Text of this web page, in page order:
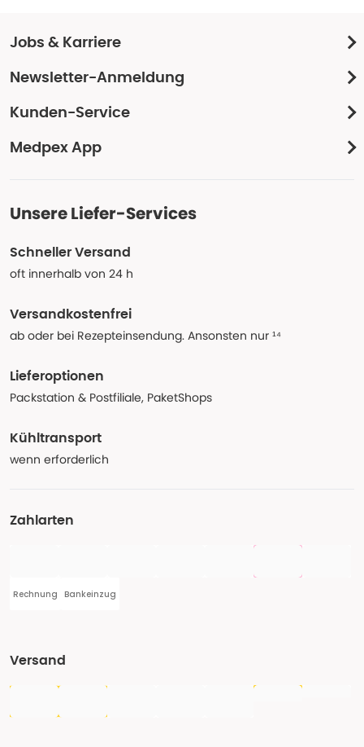
Jobs & Karriere
Newsletter-Anmeldung
Kunden-Service
Medpex App
Unsere Liefer-Services
Schneller Versand
oft innerhalb von 24 h
Versandkostenfrei
ab oder bei Rezepteinsendung. Ansonsten nur ¹⁴
Lieferoptionen
Packstation & Postfiliale, PaketShops
Kühltransport
wenn erforderlich
Zahlarten
Rechnung Bankeinzug
Versand